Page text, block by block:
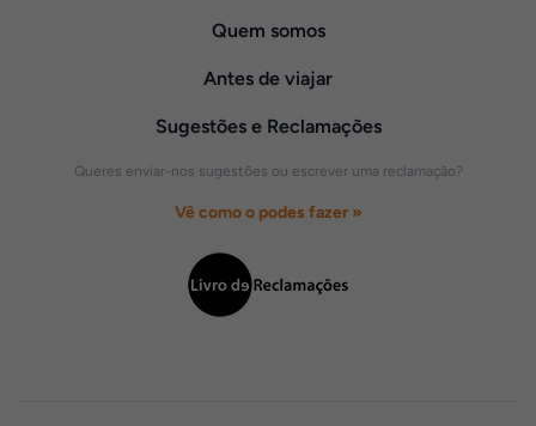
Quem somos
Antes de viajar
Sugestões e Reclamações
Queres enviar-nos sugestões ou escrever uma reclamação?
Vê como o podes fazer »